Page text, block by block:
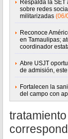
Respalda la SET
sobre redes
militarizadas (06/
Reconoce
en Tamaulipas;
coordinador
Abre USJT
de admisión,
Fortalecen la
del campo con